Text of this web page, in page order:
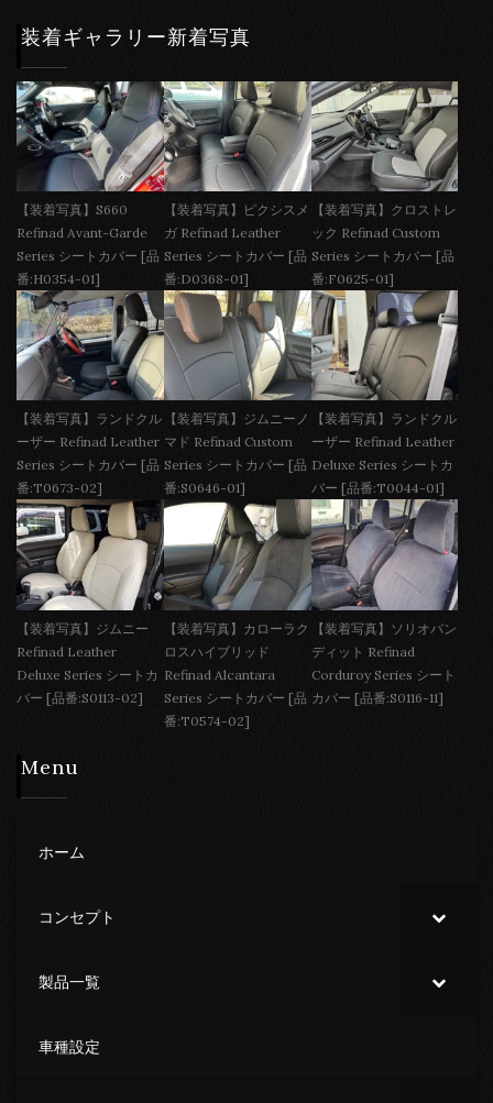
装着ギャラリー新着写真
【装着写真】S660
Refinad Avant-Garde
Series シートカバー [品
番:H0354-01]
【装着写真】ピクシスメ
ガ Refinad Leather
Series シートカバー [品
番:D0368-01]
【装着写真】クロストレ
ック Refinad Custom
Series シートカバー [品
番:F0625-01]
【装着写真】ランドクル
ーザー Refinad Leather
Series シートカバー [品
番:T0673-02]
【装着写真】ジムニーノ
マド Refinad Custom
Series シートカバー [品
番:S0646-01]
【装着写真】ランドクル
ーザー Refinad Leather
Deluxe Series シートカ
バー [品番:T0044-01]
【装着写真】ジムニー
Refinad Leather
Deluxe Series シートカ
バー [品番:S0113-02]
【装着写真】カローラク
ロスハイブリッド
Refinad Alcantara
Series シートカバー [品
番:T0574-02]
【装着写真】ソリオバン
ディット Refinad
Corduroy Series シート
カバー [品番:S0116-11]
Menu
ホーム
コンセプト
製品一覧
車種設定